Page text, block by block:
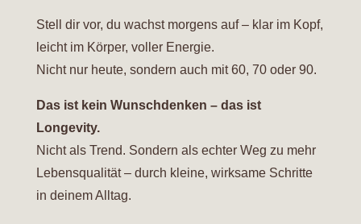
Stell dir vor, du wachst morgens auf – klar im Kopf,
leicht im Körper, voller Energie.
Nicht nur heute, sondern auch mit 60, 70 oder 90.
Das ist kein Wunschdenken – das ist
Longevity.
Nicht als Trend. Sondern als echter Weg zu mehr
Lebensqualität – durch kleine, wirksame Schritte
in deinem Alltag.